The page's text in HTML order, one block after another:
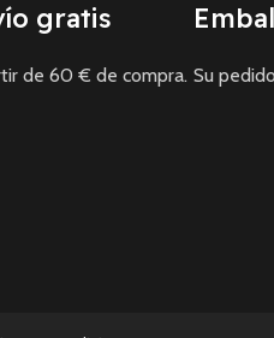
gratis
de 60 € de compra. Su